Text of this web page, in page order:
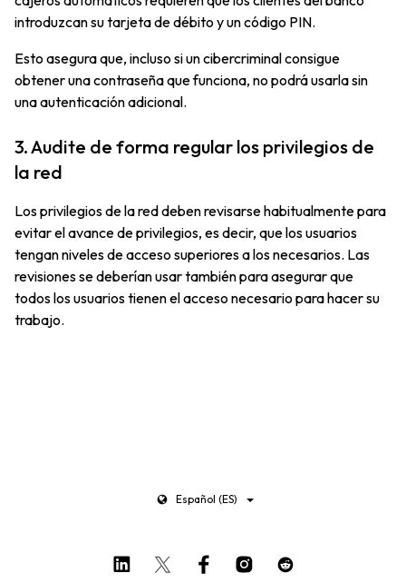
introduzcan su tarjeta de débito y un código PIN.
Esto asegura que, incluso si un cibercriminal consigue
obtener una contraseña que funciona, no podrá usarla sin
una autenticación adicional.
3. Audite de forma regular los privilegios de
la red
Los privilegios de la red deben revisarse habitualmente para
evitar el avance de privilegios, es decir, que los usuarios
tengan niveles de acceso superiores a los necesarios. Las
revisiones se deberían usar también para asegurar que
todos los usuarios tienen el acceso necesario para hacer su
trabajo.
Español (ES)